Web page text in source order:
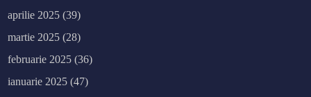
aprilie 2025 (39)
martie 2025 (28)
februarie 2025 (36)
ianuarie 2025 (47)